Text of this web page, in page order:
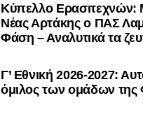
Kύπελλο Ερασιτεχνών:
Nέας Αρτάκης ο ΠΑΣ
Φάση – Αναλυτικά τα
Γ’ Εθνική 2026-2027:
όμιλος των ομάδων της